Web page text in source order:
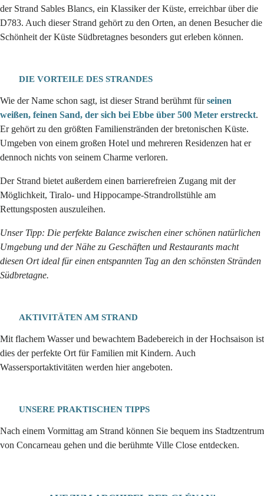
der Strand Sables Blancs, ein Klassiker der Küste, erreichbar über die
D783. Auch dieser Strand gehört zu den Orten, an denen Besucher die
Schönheit der Küste Südbretagnes besonders gut erleben können.
DIE VORTEILE DES STRANDES
Wie der Name schon sagt, ist dieser Strand berühmt fürseinen
weißen, feinen Sand, der sich bei Ebbe über 500 Meter erstreckt.
Er gehört zu den größten Familienstränden der bretonischen Küste.
Umgeben von einem großen Hotel und mehreren Residenzen hat er
dennoch nichts von seinem Charme verloren.
Der Strand bietet außerdem einen barrierefreien Zugang mit der
Möglichkeit, Tiralo- und Hippocampe-Strandrollstühle am
Rettungsposten auszuleihen.
Unser Tipp: Die perfekte Balance zwischen einer schönen natürlichen
Umgebung und der Nähe zu Geschäften und Restaurants macht
diesen Ort ideal für einen entspannten Tag an den schönsten Stränden
Südbretagne.
AKTIVITÄTEN AM STRAND
Mit flachem Wasser und bewachtem Badebereich in der Hochsaison ist
dies der perfekte Ort für Familien mit Kindern. Auch
Wassersportaktivitäten werden hier angeboten.
UNSERE PRAKTISCHEN TIPPS
Nach einem Vormittag am Strand können Sie bequem ins Stadtzentrum
von Concarneau gehen und die berühmte Ville Close entdecken.